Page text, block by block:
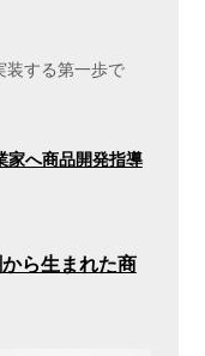
装する第一歩で
家へ商品開発指導
ら生まれた商